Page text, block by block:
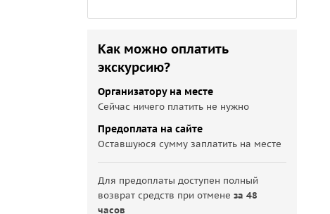
Как можно оплатить
экскурсию?
Организатору на месте
Сейчас ничего платить не нужно
Предоплата на сайте
Оставшуюся сумму заплатить на месте
Для предоплаты доступен полный
возврат средств при отменеза 48
часов